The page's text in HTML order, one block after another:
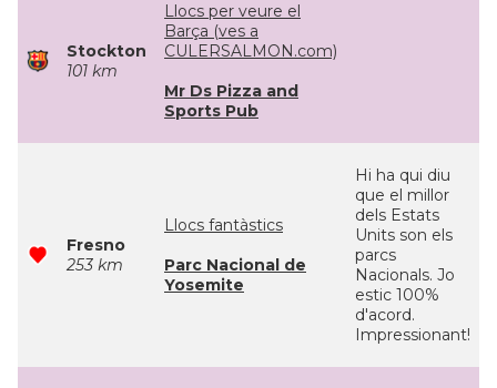
Stockton
101 km
Llocs per veure el
Barça (ves a
CULERSALMON.com)
Mr Ds Pizza and
Sports Pub
Fresno
253 km
Llocs fantàstics
Parc Nacional de
Yosemite
Hi ha qui diu
que el millor
dels Estats
Units son els
parcs
Nacionals. Jo
estic 100%
d'acord.
Impressionant!